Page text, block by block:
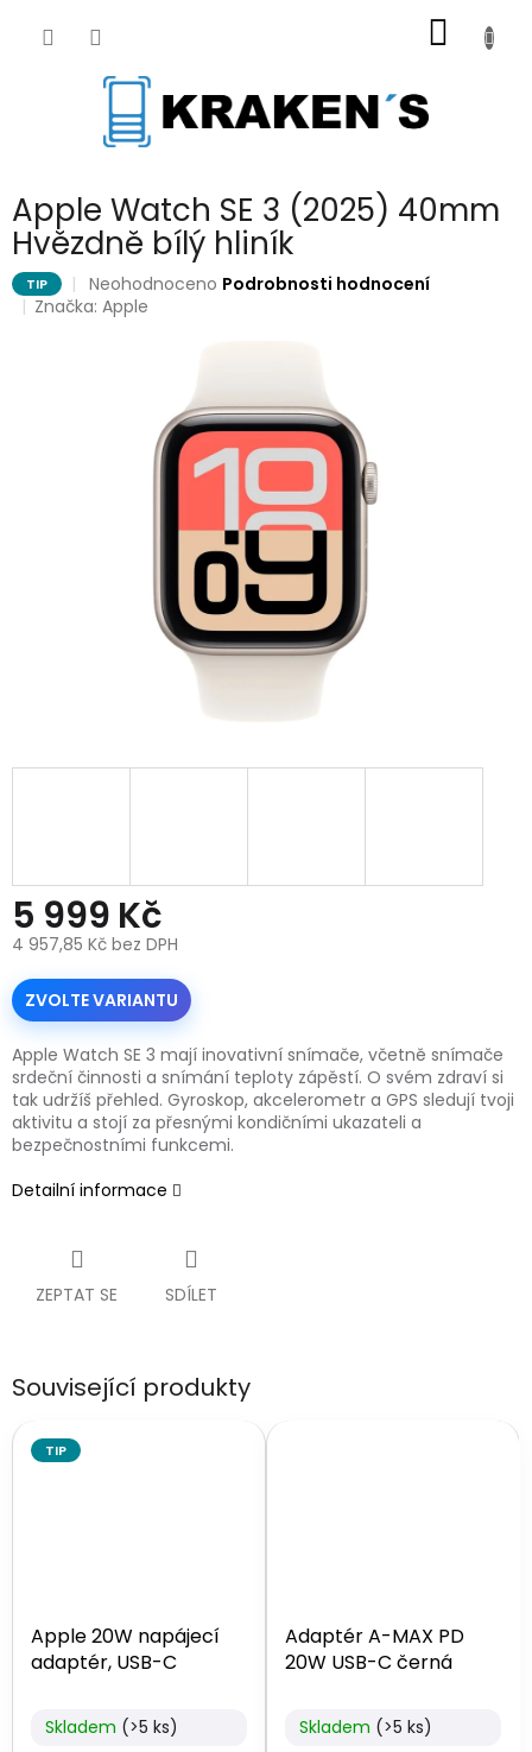
KOŠÍK
Apple Watch SE 3 (2025) 40mm
Hvězdně bílý hliník
TIP
Průměrné
hodnocení
hvězdiček.
Neohodnoceno Podrobnosti hodnocení
Značka:Apple
5 999 Kč
4 957,85 Kč bez DPH
Měrná
cena:
ZVOLTE VARIANTU
Apple Watch SE 3 mají inovativní snímače, včetně snímače
srdeční činnosti a snímání teploty zápěstí. O svém zdraví si
tak udržíš přehled. Gyroskop, akcelerometr a GPS sledují tvoji
aktivitu a stojí za přesnými kondičními ukazateli a
bezpečnostními funkcemi.
Detailní informace
ZEPTAT SE SDÍLET
Související produkty
TIP
Apple 20W napájecí
adaptér, USB-C
Skladem (>5 ks)
Adaptér A-MAX PD
20W USB-C černá
Skladem (>5 ks)